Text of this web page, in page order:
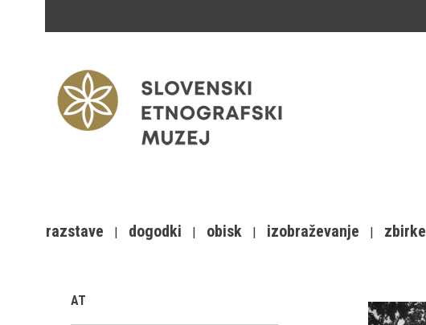
razstave dogodki obisk izobraževanje zbirke
AT